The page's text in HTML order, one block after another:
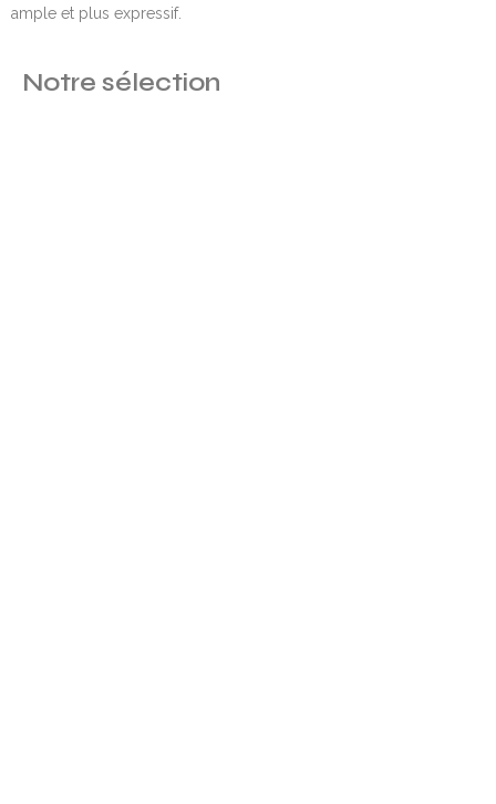
ample et plus expressif.
Notre sélection